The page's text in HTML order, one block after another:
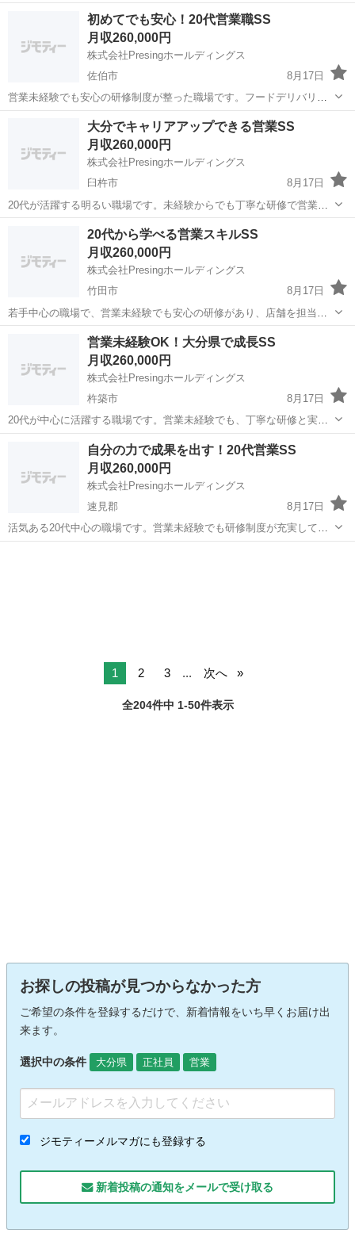
の流れを学びつつ、実務で営業力を身につけることができます。 【仕
事内容】 ・加盟店新規開拓 ・既存店舗フォロー ★丁寧な研修あり 身
につくスキル：営業...
日田市 営業 未経験
初めてでも安心！20代営業職SS
月収260,000円
株式会社Presingホールディングス
佐伯市
8月17日
営業未経験でも安心の研修制度が整った職場です。フードデリバリー
加盟店を担当し、営業スキル・提案力・交渉力をゼロから身につける
ことができます。 【仕事内容】 ・新規加盟店開拓 ・既存店舗フォロ
ー ★研修あり 身につく...
営業 未経験
大分でキャリアアップできる営業SS
月収260,000円
株式会社Presingホールディングス
臼杵市
8月17日
20代が活躍する明るい職場です。未経験からでも丁寧な研修で営業ス
キルを習得でき、フードデリバリー加盟店の営業・フォロー業務を通
じてキャリアアップできます。 【仕事内容】 ・加盟店新規開拓 ・既
存店舗フォロー ★研修制...
営業 未経験
20代から学べる営業スキルSS
月収260,000円
株式会社Presingホールディングス
竹田市
8月17日
若手中心の職場で、営業未経験でも安心の研修があり、店舗を担当し
て営業力をゼロから習得できます。 【仕事内容】 ・加盟店新規開拓
・既存店舗フォロー ★未経験者研修あり 身につくスキル：営業力・交
渉力・提案力・課題解...
営業
営業未経験OK！大分県で成長SS
月収260,000円
株式会社Presingホールディングス
杵築市
8月17日
20代が中心に活躍する職場です。営業未経験でも、丁寧な研修と実務
経験を通して営業スキルをゼロから学ぶことができます。加盟店への
提案業務がメインです。 【仕事内容】 ・加盟店新規開拓 ・既存店舗
フォロー ★研修制度あり...
営業 未経験
自分の力で成果を出す！20代営業SS
月収260,000円
株式会社Presingホールディングス
速見郡
8月17日
活気ある20代中心の職場です。営業未経験でも研修制度が充実してお
り、フードデリバリー加盟店への営業・フォロー業務を通して、実践
1 2 3 ... 次へ
全204件中 1-50件表示
お探しの投稿が見つからなかった方
ご希望の条件を登録するだけで、新着情報をいち早くお届け出
来ます。
選択中の条件 大分県 正社員 営業
ジモティーメルマガにも登録する
新着投稿の通知をメールで受け取る